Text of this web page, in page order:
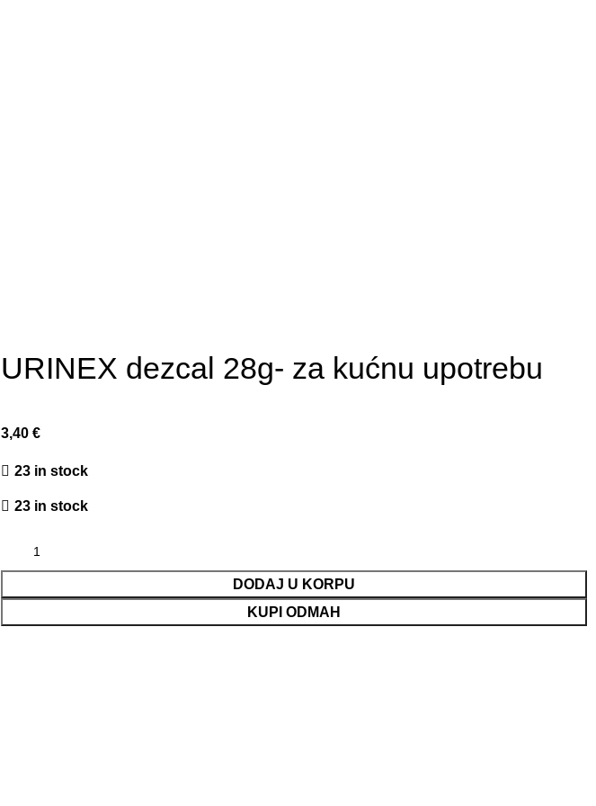
URINEX dezcal 28g- za kućnu upotrebu
3,40 €
23 in stock
23 in stock
DODAJ U KORPU
KUPI ODMAH